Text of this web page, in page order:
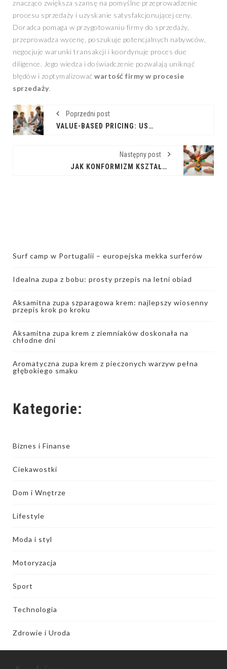
znacząco zwiększa szansę na pomyślne przeprowadzenie
procesu sprzedaży i uzyskanie satysfakcjonującej ceny.
Doradca pomaga w przygotowaniu firmy do sprzedaży,
przeprowadza wycenę, poszukuje potencjalnych nabywców,
negocjuje warunki transakcji i koordynuje proces due
diligence. Jego wiedza i doświadczenie pozwalają uniknąć
błędów i zoptymalizować wartość firmy w procesie
sprzedaży.
Poprzedni post
VALUE-BASED PRICING: USTALANIE CEN W OPARCIU O WARTOŚĆ DLA KLIENTA
Następny post
JAK KONFORMIZM KSZTAŁTUJE DECYZJE W PRACY ZESPOŁOWEJ
Surf camp w Portugalii – europejska mekka surferów
Idealna zupa z bobu: prosty przepis na letni obiad
Aksamitna zupa szparagowa krem: najlepszy wiosenny
przepis krok po kroku
Aksamitna zupa krem z ziemniaków doskonała na
chłodne dni
Aromatyczna zupa krem z pieczonych warzyw pełna
głębokiego smaku
Kategorie:
Biznes i Finanse
Ciekawostki
Dom i Wnętrze
Lifestyle
Moda i styl
Motoryzacja
Sport
Technologia
Zdrowie i Uroda